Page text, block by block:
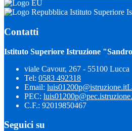
Istituto Superiore
Contatti
Istituto Superiore Istruzione
viale Cavour, 267 - 55100 Lucca
Tel: 0583 492318
Email: luis01200p@istruzione.it
PEC:
C.F.: 92019850467
Seguici su